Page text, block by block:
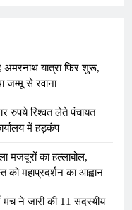
अमरनाथ यात्रा फिर शुरू,
जम्मू से रवाना
रुपये रिश्वत लेते पंचायत
में हड़कंप
मजदूरों का हल्लाबोल,
महाप्रदर्शन का आह्वान
मंच ने जारी की 11 सदस्यीय